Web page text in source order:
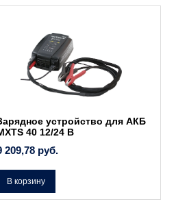
устройство для АКБ
40 12/24 В
209,78 руб.
В корзину